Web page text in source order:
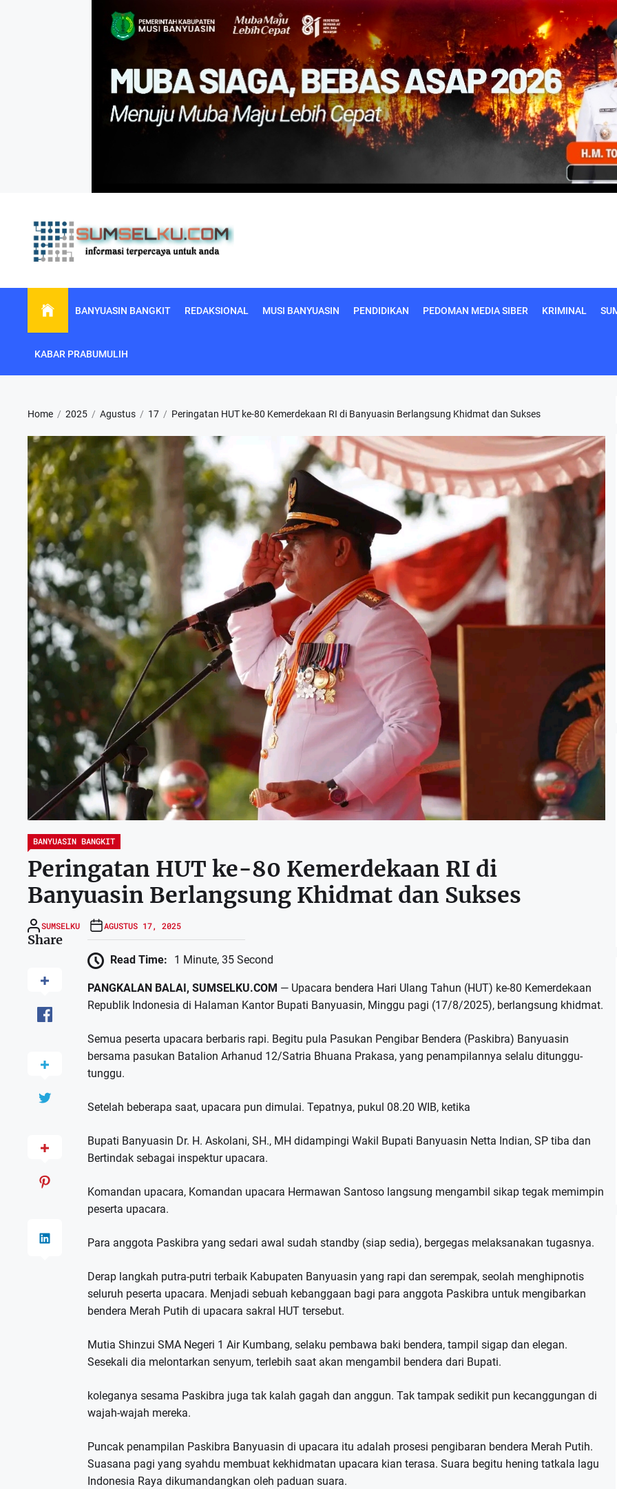
BANYUASIN BANGKIT REDAKSIONAL MUSI BANYUASIN PENDIDIKAN PEDOMAN MEDIA SIBER KRIMINAL
KABAR PRABUMULIH
Home 2025 Agustus 17 Peringatan HUT ke-80 Kemerdekaan RI di Banyuasin Berlangsung Khidmat dan Sukses
BANYUASIN BANGKIT
Peringatan HUT ke-80 Kemerdekaan RI di
Banyuasin Berlangsung Khidmat dan Sukses
SUMSELKU AGUSTUS 17, 2025
Share
Read Time: 1 Minute, 35 Second
PANGKALAN BALAI, SUMSELKU.COM — Upacara bendera Hari Ulang Tahun (HUT) ke-80 Kemerdekaan
Republik Indonesia di Halaman Kantor Bupati Banyuasin, Minggu pagi (17/8/2025), berlangsung khidmat.
Semua peserta upacara berbaris rapi. Begitu pula Pasukan Pengibar Bendera (Paskibra) Banyuasin
bersama pasukan Batalion Arhanud 12/Satria Bhuana Prakasa, yang penampilannya selalu ditunggu-
tunggu.
Setelah beberapa saat, upacara pun dimulai. Tepatnya, pukul 08.20 WIB, ketika
Bupati Banyuasin Dr. H. Askolani, SH., MH didampingi Wakil Bupati Banyuasin Netta Indian, SP tiba dan
Bertindak sebagai inspektur upacara.
Komandan upacara, Komandan upacara Hermawan Santoso langsung mengambil sikap tegak memimpin
peserta upacara.
Para anggota Paskibra yang sedari awal sudah standby (siap sedia), bergegas melaksanakan tugasnya.
Derap langkah putra-putri terbaik Kabupaten Banyuasin yang rapi dan serempak, seolah menghipnotis
seluruh peserta upacara. Menjadi sebuah kebanggaan bagi para anggota Paskibra untuk mengibarkan
bendera Merah Putih di upacara sakral HUT tersebut.
Mutia Shinzui SMA Negeri 1 Air Kumbang, selaku pembawa baki bendera, tampil sigap dan elegan.
Sesekali dia melontarkan senyum, terlebih saat akan mengambil bendera dari Bupati.
koleganya sesama Paskibra juga tak kalah gagah dan anggun. Tak tampak sedikit pun kecanggungan di
wajah-wajah mereka.
Puncak penampilan Paskibra Banyuasin di upacara itu adalah prosesi pengibaran bendera Merah Putih.
Suasana pagi yang syahdu membuat kekhidmatan upacara kian terasa. Suara begitu hening tatkala lagu
Indonesia Raya dikumandangkan oleh paduan suara.